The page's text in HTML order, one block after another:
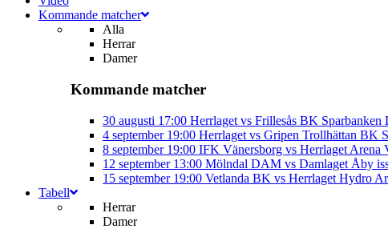
Kommande matcher
Alla
Herrar
Damer
Kommande matcher
30 augusti 17:00 Herrlaget vs Frillesås BK Sparbanken
4 september 19:00 Herrlaget vs Gripen Trollhättan BK
8 september 19:00 IFK Vänersborg vs Herrlaget Arena
12 september 13:00 Mölndal DAM vs Damlaget Åby
15 september 19:00 Vetlanda BK vs Herrlaget Hydro
Tabell
Herrar
Damer